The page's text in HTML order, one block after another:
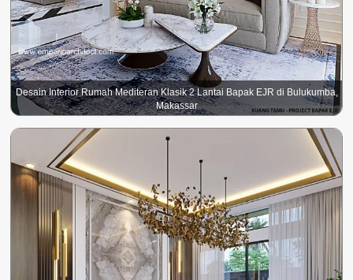
Desain Interior Rumah Mediteran Klasik 2 Lantai Bapak EJR di Bulukumba,
Makassar